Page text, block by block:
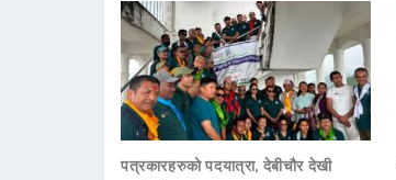
पत्रकारहरुको पदयात्रा, देबीचौर देखी